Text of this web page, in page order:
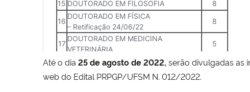
Até o dia 25 de agosto de 2022, serão divulgadas as
web do Edital PRPGP/UFSM N. 012/2022.